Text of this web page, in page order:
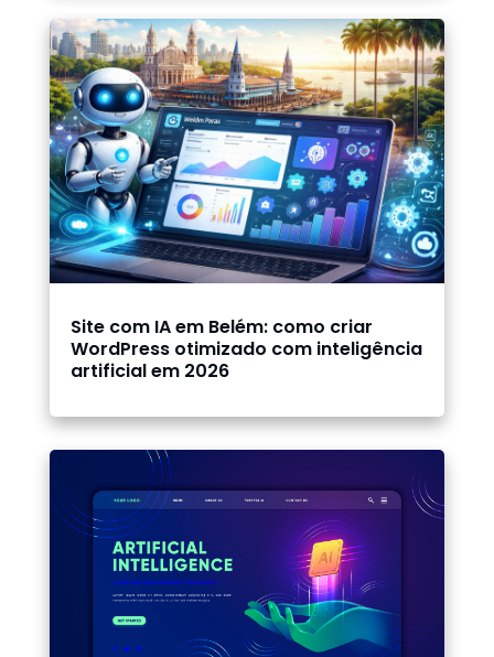
Site com IA em Belém: como criar
WordPress otimizado com inteligência
artificial em 2026